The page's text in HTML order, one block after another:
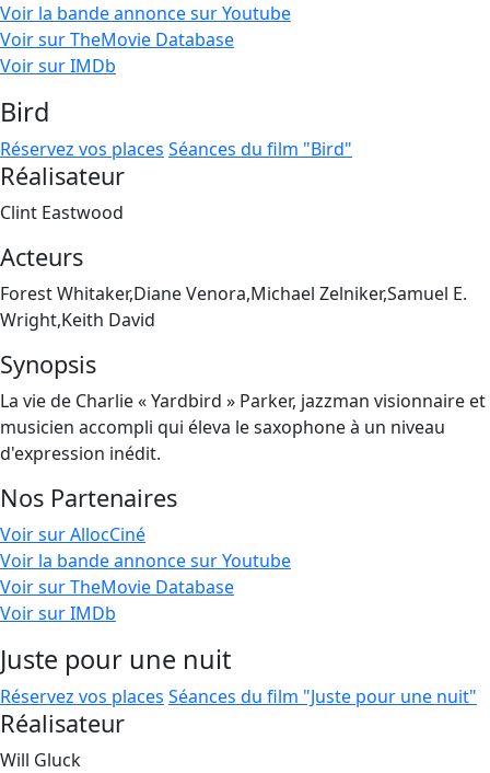
Voir la bande annonce sur Youtube
Voir sur TheMovie Database
Voir sur IMDb
Bird
Réservez vos places Séances du film "Bird"
Réalisateur
Clint Eastwood
Acteurs
Forest Whitaker,Diane Venora,Michael Zelniker,Samuel E.
Wright,Keith David
Synopsis
La vie de Charlie « Yardbird » Parker, jazzman visionnaire et
musicien accompli qui éleva le saxophone à un niveau
d'expression inédit.
Nos Partenaires
Voir sur AllocCiné
Voir la bande annonce sur Youtube
Voir sur TheMovie Database
Voir sur IMDb
Juste pour une nuit
Réservez vos places Séances du film "Juste pour une nuit"
Réalisateur
Will Gluck